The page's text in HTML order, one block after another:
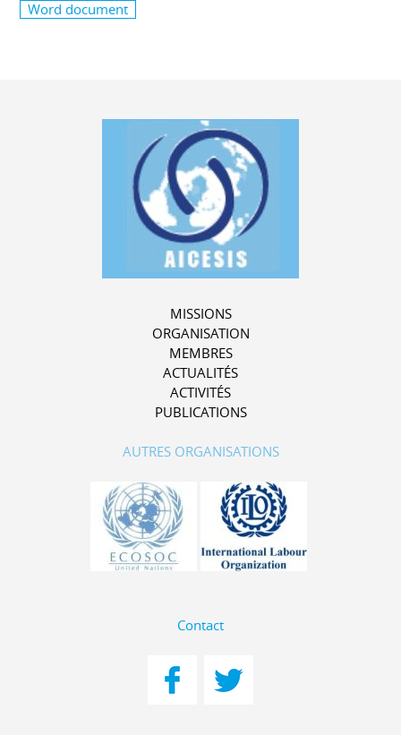
Word document
MISSIONS
ORGANISATION
MEMBRES
ACTUALITÉS
ACTIVITÉS
PUBLICATIONS
AUTRES ORGANISATIONS
Contact